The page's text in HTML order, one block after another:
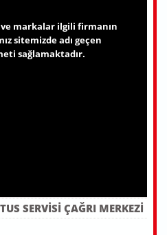
markalar ilgili firmanın
sitemizde adı geçen
sağlamaktadır.
SERVISI ÇAĞRI MERKEZI